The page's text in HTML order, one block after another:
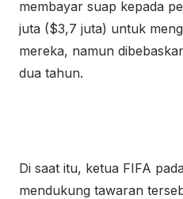
membayar suap kepada
juta ($3,7 juta) untuk
mereka, namun
dua tahun.
Di saat itu, ketua FIFA
mendukung tawaran